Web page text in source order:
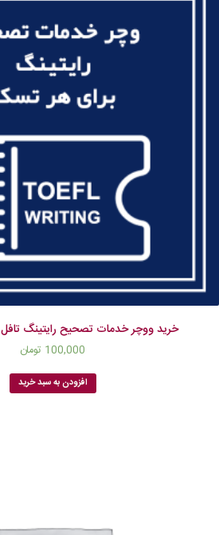
خرید ووچر خدمات تصحیح رایتینگ تافل New Format
100,000 تومان
افزودن به سبد خرید